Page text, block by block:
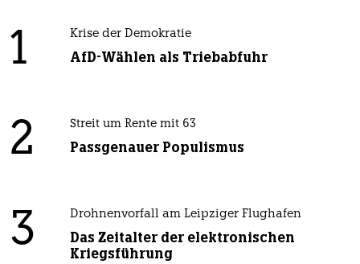
1 Krise der Demokratie
AfD-Wählen als Triebabfuhr
2 Streit um Rente mit 63
Passgenauer Populismus
3 Drohnenvorfall am Leipziger Flughafen
Das Zeitalter der elektronischen
Kriegsführung